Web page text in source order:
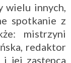
wielu innych,
spotkanie z
mistrzyni
redaktor
i jej zastępca